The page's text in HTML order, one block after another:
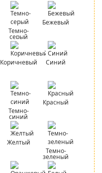
Темно-
серый
Бежевый
Коричневый Синий
Темно-
синий
Красный
Желтый
Темно-
зеленый